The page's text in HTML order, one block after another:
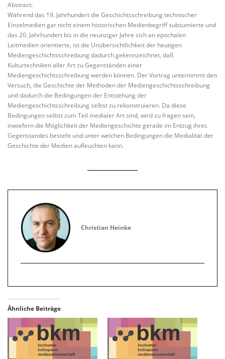
Abstract:
Während das 19. Jahrhundert die Geschichtsschreibung technischer
Einzelmedien gar nicht einem historischen Medienbegriff subsumierte und
das 20. Jahrhundert bis in die neunziger Jahre sich an epochalen
Leitmedien orientierte, ist die Unübersichtlichkeit der heutigen
Mediengeschichtsschreibung dadurch gekennzeichnet, daß
Kulturtechniken aller Art zu Gegenständen einer
Mediengeschichtsschreibung werden können. Der Vortrag unternimmt den
Versuch, die Geschichte der Methoden der Mediengeschichtsschreibung
und dadurch die Bedingungen der Entstehung der
Mediengeschichtsschreibung selbst zu rekonstruieren. Da diese
Bedingungen selbst zum Teil medialer Art sind, wird zu fragen sein,
inwiefern die Möglichkeit der Mediengeschichte gerade im Entzug ihres
Gegenstandes besteht und unter welchen Bedingungen die Medialität der
Geschichte der Medien aufleuchten kann.
Christian Heinke
Ähnliche Beiträge